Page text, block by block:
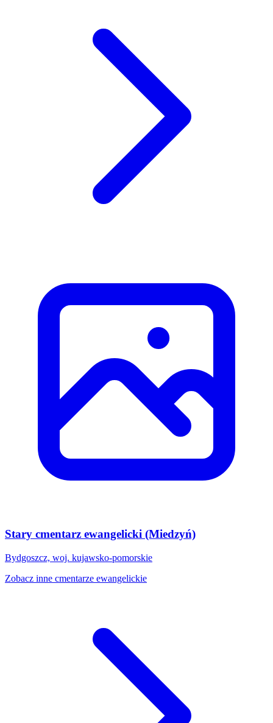
Stary cmentarz ewangelicki (Miedzyń)
Bydgoszcz, woj. kujawsko-pomorskie
Zobacz inne cmentarze ewangelickie